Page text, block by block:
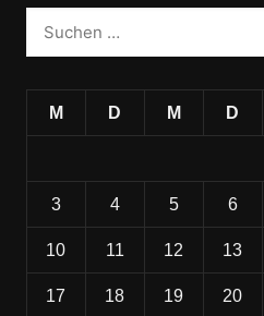
M D M D
3 4 5 6
10 11 12 13
17 18 19 20